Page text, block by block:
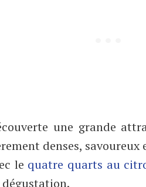
une grande
denses,
le quatre quarts au